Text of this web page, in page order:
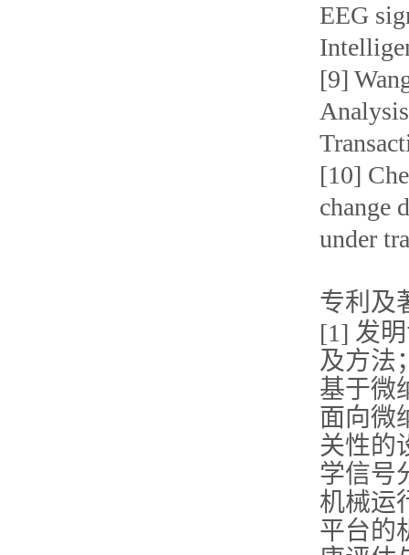
EEG
[9]
[10]
change
under
专利及
[1] 发
及方法
基于微
面向微
关性的
学信号
机械运
平台的